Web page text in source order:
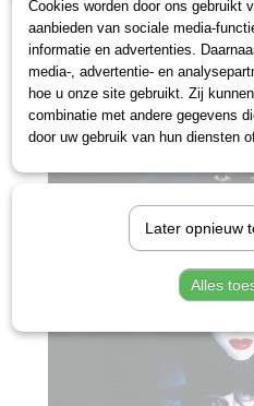
Cookies worden door ons gebruikt
aanbieden van sociale media-
informatie en advertenties.
media-, advertentie- en
hoe u onze site gebruikt. Zij
combinatie met andere gegevens
door uw gebruik van hun diensten
Later opnieuw
Alles